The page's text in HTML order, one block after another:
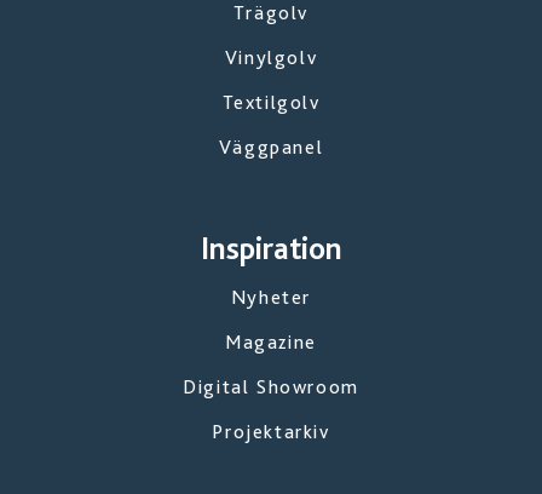
Trägolv
Vinylgolv
Textilgolv
Väggpanel
Inspiration
Nyheter
Magazine
Digital Showroom
Projektarkiv